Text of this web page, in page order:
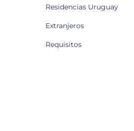
Residencias Uruguay
Extranjeros
Requisitos